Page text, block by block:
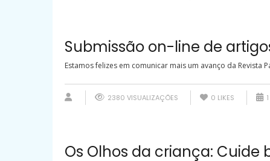
Submissão on-line de
Estamos felizes em comunicar mais um avanço da
2380 VISUALIZAÇÕES 0 LIKES
Os Olhos da criança: